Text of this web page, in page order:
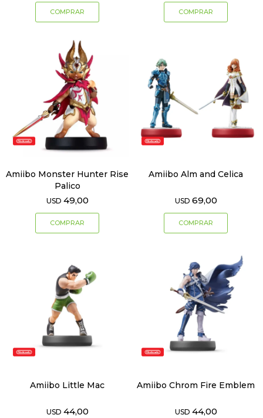
Amiibo Monster Hunter Rise
Palico
USD 49,00
Amiibo Alm and Celica
USD 69,00
Amiibo Little Mac
USD 44,00
Amiibo Chrom Fire Emblem
USD 44,00